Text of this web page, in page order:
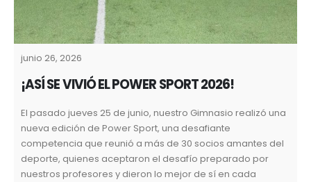
junio 26, 2026
¡ASÍ SE VIVIÓ EL POWER SPORT 2026!
El pasado jueves 25 de junio, nuestro Gimnasio realizó una
nueva edición de Power Sport, una desafiante
competencia que reunió a más de 30 socios amantes del
deporte, quienes aceptaron el desafío preparado por
nuestros profesores y dieron lo mejor de sí en cada